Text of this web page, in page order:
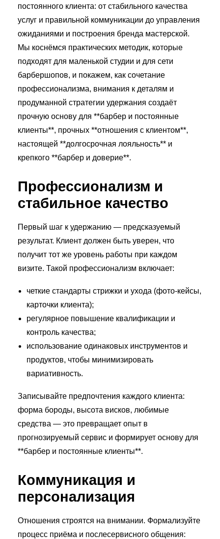
постоянного клиента: от стабильного качества
услуг и правильной коммуникации до управления
ожиданиями и построения бренда мастерской.
Мы коснёмся практических методик, которые
подходят для маленькой студии и для сети
барбершопов, и покажем, как сочетание
профессионализма, внимания к деталям и
продуманной стратегии удержания создаёт
прочную основу для **барбер и постоянные
клиенты**, прочных **отношения с клиентом**,
настоящей **долгосрочная лояльность** и
крепкого **барбер и доверие**.
Профессионализм и
стабильное качество
Первый шаг к удержанию — предсказуемый
результат. Клиент должен быть уверен, что
получит тот же уровень работы при каждом
визите. Такой профессионализм включает:
четкие стандарты стрижки и ухода (фото-кейсы,
карточки клиента);
регулярное повышение квалификации и
контроль качества;
использование одинаковых инструментов и
продуктов, чтобы минимизировать
вариативность.
Записывайте предпочтения каждого клиента:
форма бороды, высота висков, любимые
средства — это превращает опыт в
прогнозируемый сервис и формирует основу для
**барбер и постоянные клиенты**.
Коммуникация и
персонализация
Отношения строятся на внимании. Формализуйте
процесс приёма и послесервисного общения: